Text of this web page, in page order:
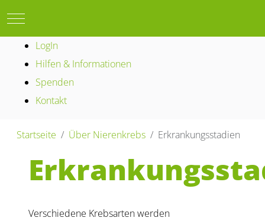
Mobile Menu Toggle
LogIn
Hilfen & Informationen
Spenden
Kontakt
Startseite Über Nierenkrebs Erkrankungsstadien
Verschiedene Krebsarten werden